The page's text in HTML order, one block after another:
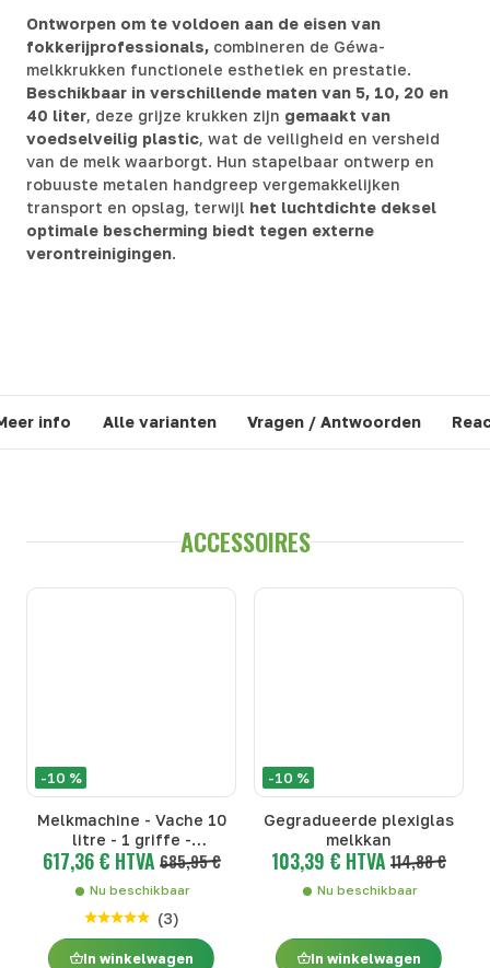
Ontworpen om te voldoen aan de eisen van
fokkerijprofessionals, combineren de Géwa-
melkkrukken functionele esthetiek en prestatie.
Beschikbaar in verschillende maten van 5, 10, 20 en
40 liter, deze grijze krukken zijn gemaakt van
voedselveilig plastic, wat de veiligheid en versheid
van de melk waarborgt. Hun stapelbaar ontwerp en
robuuste metalen handgreep vergemakkelijken
transport en opslag, terwijl het luchtdichte deksel
optimale bescherming biedt tegen externe
verontreinigingen.
info Alle varianten Vragen / Antwoorden
ACCESSOIRES
-10 %
Melkmachine - Vache 10
litre - 1 griffe -
Melkmachines - Vache 10
617,36 € HTVA 685,95 €
Nu beschikbaar
(3)
In winkelwagen
-10 %
Gegradueerde plexiglas
melkkan
103,39 € HTVA 114,88 €
Nu beschikbaar
In winkelwagen